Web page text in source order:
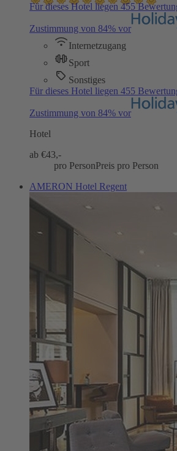
Für dieses Hotel liegen 455
Zustimmung von 84% vor
Internetzugang
Sport
Sonstiges
Für dieses Hotel liegen 455
Zustimmung von 84% vor
Hotel
ab €43,-
pro PersonPreis pro Person
AMERON Hotel Regent